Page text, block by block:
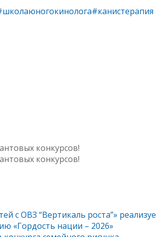
#канистерапия
конкурсов!
конкурсов!
с ОВЗ “Вертикаль роста”»
«Гордость нации – 2026»